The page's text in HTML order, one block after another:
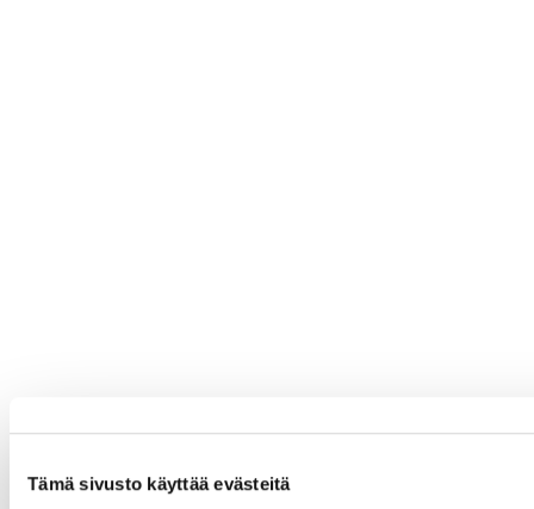
Tämä sivusto käyttää evästeitä